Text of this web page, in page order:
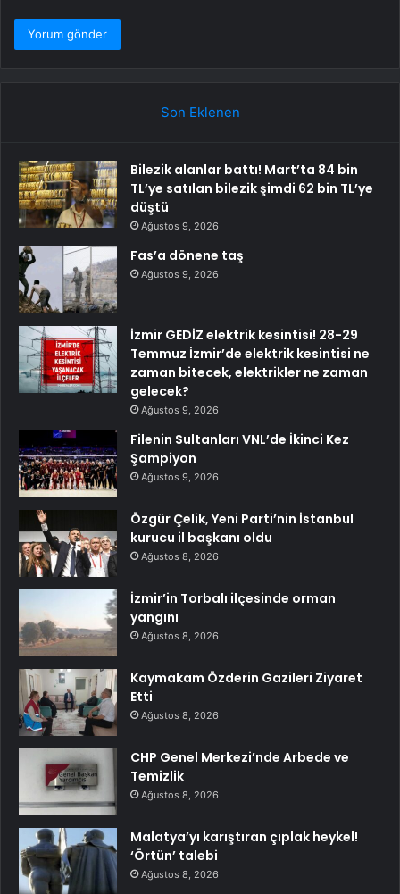
Son Eklenen
Bilezik alanlar battı! Mart’ta 84 bin
TL’ye satılan bilezik şimdi 62 bin TL’ye
düştü
Ağustos 9, 2026
Fas’a dönene taş
Ağustos 9, 2026
İzmir GEDİZ elektrik kesintisi! 28-29
Temmuz İzmir’de elektrik kesintisi ne
zaman bitecek, elektrikler ne zaman
gelecek?
Ağustos 9, 2026
Filenin Sultanları VNL’de İkinci Kez
Şampiyon
Ağustos 9, 2026
Özgür Çelik, Yeni Parti’nin İstanbul
kurucu il başkanı oldu
Ağustos 8, 2026
İzmir’in Torbalı ilçesinde orman
yangını
Ağustos 8, 2026
Kaymakam Özderin Gazileri Ziyaret
Etti
Ağustos 8, 2026
CHP Genel Merkezi’nde Arbede ve
Temizlik
Ağustos 8, 2026
Malatya’yı karıştıran çıplak heykel!
‘Örtün’ talebi
Ağustos 8, 2026